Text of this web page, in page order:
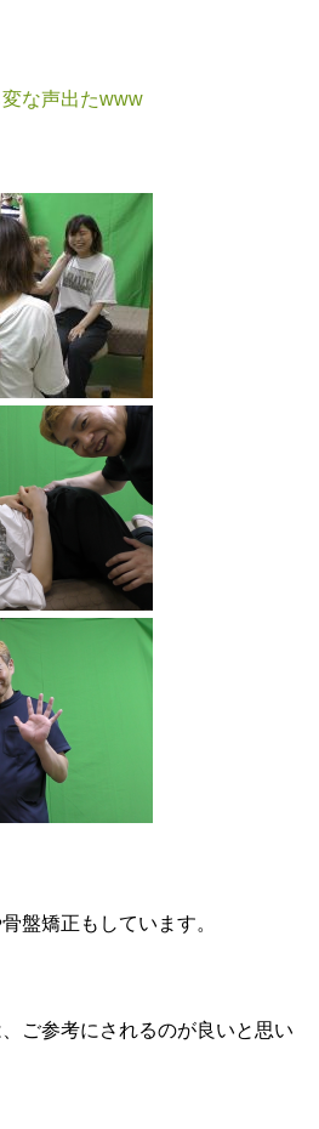
変な声出たwww
盤矯正もしています。
ご参考にされるのが良いと思い